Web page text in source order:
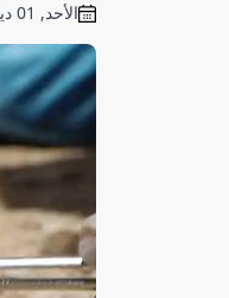
الأحد, 01 ديسمبر 2024